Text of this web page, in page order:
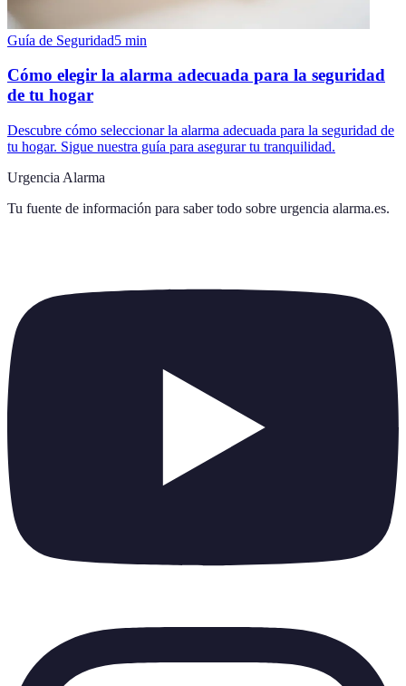
Guía de Seguridad5 min
Cómo elegir la alarma adecuada para la seguridad
de tu hogar
Descubre cómo seleccionar la alarma adecuada para la seguridad de
tu hogar. Sigue nuestra guía para asegurar tu tranquilidad.
Urgencia Alarma
Tu fuente de información para saber todo sobre urgencia alarma.es.